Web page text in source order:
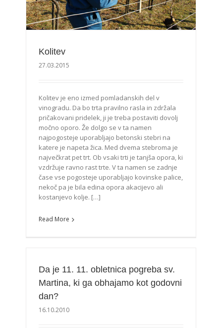
Kolitev
27.03.2015
Kolitev je eno izmed pomladanskih del v
vinogradu. Da bo trta pravilno rasla in zdržala
pričakovani pridelek, ji je treba postaviti dovolj
močno oporo. Že dolgo se v ta namen
najpogosteje uporabljajo betonski stebri na
katere je napeta žica. Med dvema stebroma je
največkrat pet trt. Ob vsaki trti je tanjša opora, ki
vzdržuje ravno rast trte. V ta namen se zadnje
čase vse pogosteje uporabljajo kovinske palice,
nekoč pa je bila edina opora akacijevo ali
kostanjevo kolje. […]
Read More
Da je 11. 11. obletnica pogreba sv.
Martina, ki ga obhajamo kot godovni
dan?
16.10.2010